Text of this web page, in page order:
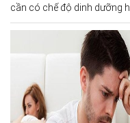
cần có chế độ dinh dưỡng
nguyên tắc trong ăn uống